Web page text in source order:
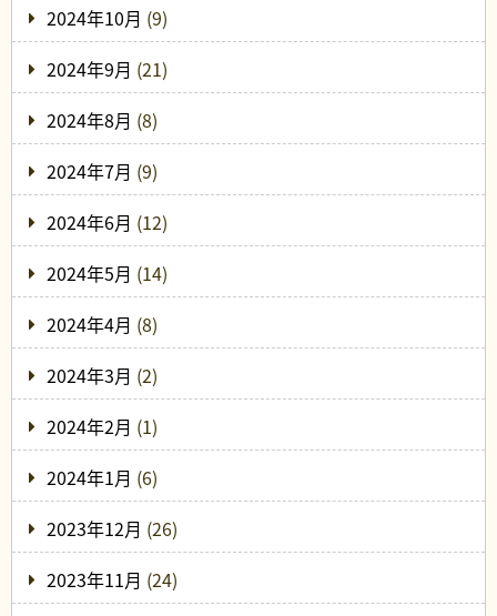
2024年10月 (9)
2024年9月 (21)
2024年8月 (8)
2024年7月 (9)
2024年6月 (12)
2024年5月 (14)
2024年4月 (8)
2024年3月 (2)
2024年2月 (1)
2024年1月 (6)
2023年12月 (26)
2023年11月 (24)